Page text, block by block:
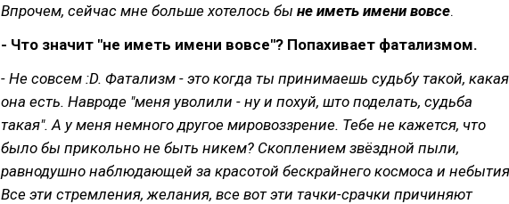
Впрочем, сейчас мне больше хотелось бы не иметь имени вовсе.
- Что значит "не иметь имени вовсе"? Попахивает фатализмом.
- Не совсем :D. Фатализм - это когда ты принимаешь судьбу такой, какая
она есть. Навроде "меня уволили - ну и похуй, што поделать, судьба
такая". А у меня немного другое мировоззрение. Тебе не кажется, что
было бы прикольно не быть никем? Скоплением звёздной пыли,
равнодушно наблюдающей за красотой бескрайнего космоса и
Все эти стремления, желания, все вот эти тачки-срачки причиняют